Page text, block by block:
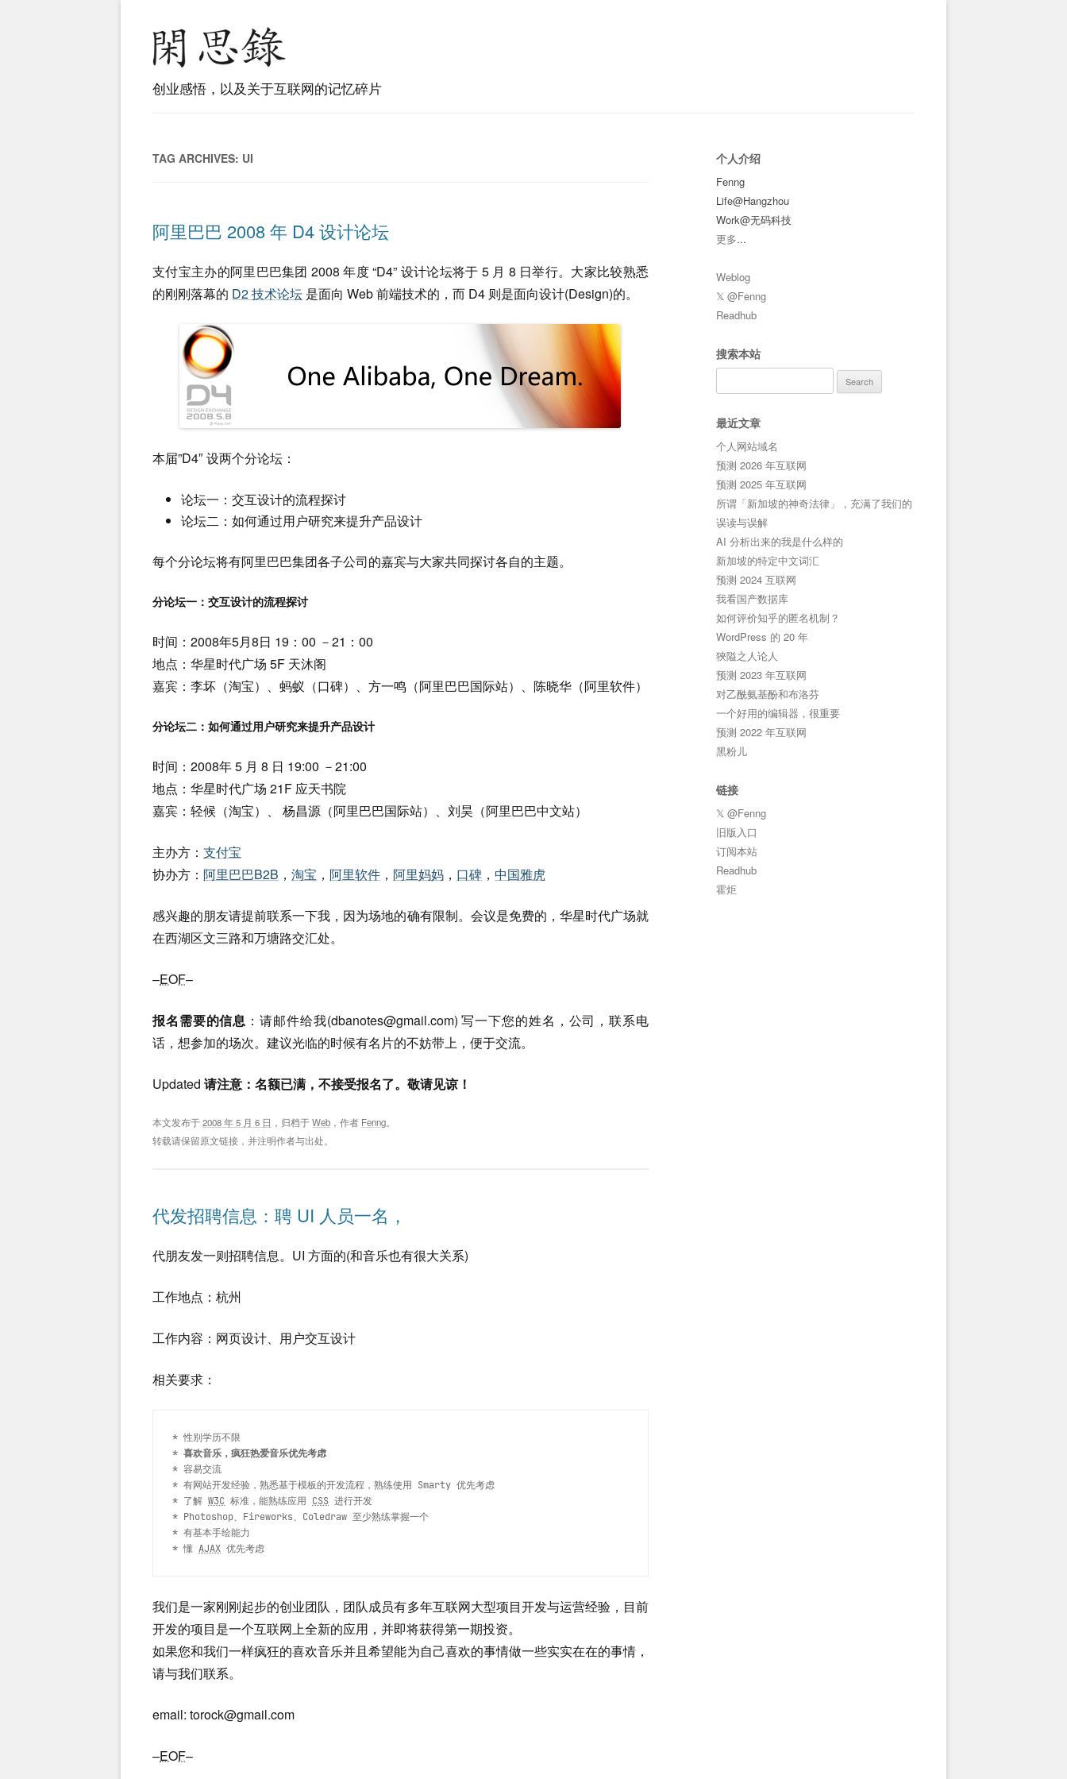
创业感悟，以及关于互联网的记忆碎片
TAG ARCHIVES: UI
阿里巴巴 2008 年 D4 设计论坛
支付宝主办的阿里巴巴集团 2008 年度 “D4” 设计论坛将于 5 月 8 日举行。大家比较熟悉
的刚刚落幕的 D2 技术论坛 是面向 Web 前端技术的，而 D4 则是面向设计(Design)的。
本届”D4″ 设两个分论坛：
论坛一：交互设计的流程探讨
论坛二：如何通过用户研究来提升产品设计
每个分论坛将有阿里巴巴集团各子公司的嘉宾与大家共同探讨各自的主题。
分论坛一：交互设计的流程探讨
时间：2008年5月8日 19：00 －21：00
地点：华星时代广场 5F 天沐阁
嘉宾：李坏（淘宝）、蚂蚁（口碑）、方一鸣（阿里巴巴国际站）、陈晓华（阿里软件）
分论坛二：如何通过用户研究来提升产品设计
时间：2008年 5 月 8 日 19:00 －21:00
地点：华星时代广场 21F 应天书院
嘉宾：轻候（淘宝）、 杨昌源（阿里巴巴国际站）、刘昊（阿里巴巴中文站）
主办方： 支付宝
协办方： 阿里巴巴B2B ， 淘宝 ， 阿里软件 ， 阿里妈妈 ， 口碑 ， 中国雅虎
感兴趣的朋友请提前联系一下我，因为场地的确有限制。会议是免费的，华星时代广场就
在西湖区文三路和万塘路交汇处。
–EOF–
报名需要的信息 ：请邮件给我(dbanotes@gmail.com) 写一下您的姓名，公司，联系电
话，想参加的场次。建议光临的时候有名片的不妨带上，便于交流。
Updated 请注意：名额已满，不接受报名了。敬请见谅！
本文发布于2008 年 5 月 6 日 ，归档于Web ，作者 Fenng。
转载请保留原文链接，并注明作者与出处。
代发招聘信息：聘 UI 人员一名，
代朋友发一则招聘信息。UI 方面的(和音乐也有很大关系)
工作地点：杭州
工作内容：网页设计、用户交互设计
相关要求：
* 性别学历不限
* 喜欢音乐，疯狂热爱音乐优先考虑
* 容易交流
* 有网站开发经验，熟悉基于模板的开发流程，熟练使用 Smarty 优先考虑
* 了解 W3C 标准，能熟练应用 CSS 进行开发
* Photoshop、Fireworks、Coledraw 至少熟练掌握一个
* 有基本手绘能力
* 懂 AJAX 优先考虑
我们是一家刚刚起步的创业团队，团队成员有多年互联网大型项目开发与运营经验，目前
开发的项目是一个互联网上全新的应用，并即将获得第一期投资。
如果您和我们一样疯狂的喜欢音乐并且希望能为自己喜欢的事情做一些实实在在的事情，
请与我们联系。
email: torock@gmail.com
–EOF–
个人介绍
Fenng
Life@Hangzhou
Work@无码科技
更多...
Weblog
𝕏 @Fenng
Readhub
搜索本站
for:
最近文章
个人网站域名
预测 2026 年互联网
预测 2025 年互联网
所谓「新加坡的神奇法律」，充满了我们的
误读与误解
AI 分析出来的我是什么样的
新加坡的特定中文词汇
预测 2024 互联网
我看国产数据库
如何评价知乎的匿名机制？
WordPress 的 20 年
狹隘之人论人
预测 2023 年互联网
对乙酰氨基酚和布洛芬
一个好用的编辑器，很重要
预测 2022 年互联网
黑粉儿
链接
𝕏 @Fenng
旧版入口
订阅本站
Readhub
霍炬